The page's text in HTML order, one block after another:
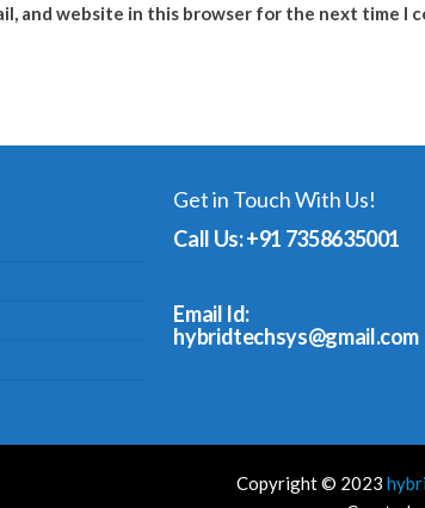
and website in this browser for the next time I
Get in Touch With Us!
Call Us: +91 7358635001
Email Id:
hybridtechsys@gmail.com
Copyright © 2023